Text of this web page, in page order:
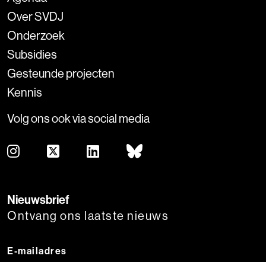
Over SVDJ
Onderzoek
Subsidies
Gesteunde projecten
Kennis
Volg ons ook via social media
Nieuwsbrief
Ontvang ons laatste nieuws
E-mailadres